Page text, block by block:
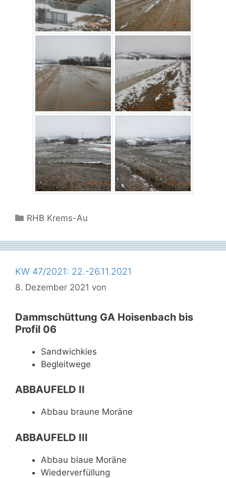
Kategorien
RHB Krems-Au
KW 47/2021: 22.-26.11.2021
8. Dezember 2021 von
Dammschüttung GA Hoisenbach bis
Profil 06
Sandwichkies
Begleitwege
ABBAUFELD II
Abbau braune Moräne
ABBAUFELD III
Abbau blaue Moräne
Wiederverfüllung